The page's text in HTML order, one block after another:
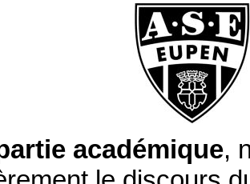
académique,